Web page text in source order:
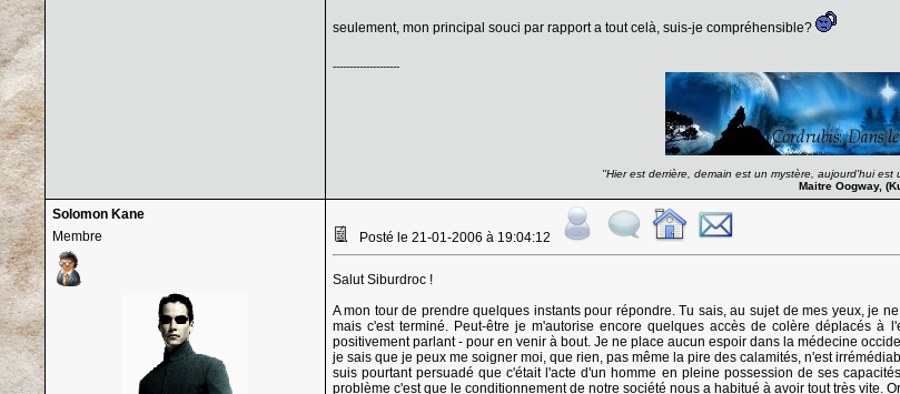
seulement, mon principal souci par rapport a tout celà, suis-je compréhensible?
--------------------
''Hier est derrière, demain est un mystère, aujourd'hui
Maitre Oogway,
Solomon Kane
Membre
Posté le 21-01-2006 à 19:04:12
Salut Siburdroc !
A mon tour de prendre quelques instants pour répondre. Tu sais, au sujet de mes yeux, je
mais c'est terminé. Peut-être je m'autorise encore quelques accès de colère déplacés
positivement parlant - pour en venir à bout. Je ne place aucun espoir dans la médecine
je sais que je peux me soigner moi, que rien, pas même la pire des calamités, n'est
suis pourtant persuadé que c'était l'acte d'un homme en pleine possession de ses
problème c'est que le conditionnement de notre société nous a habitué à avoir tout très vite.